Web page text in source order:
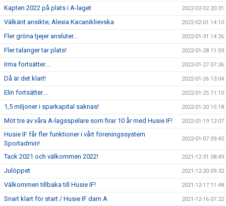
Kapten 2022 på plats i A-laget 2022-02-02 20:31
Välkänt ansikte; Alexia Kacaniklievska 2022-02-01 14:10
Fler gröna tjejer ansluter... 2022-01-31 14:26
Fler talanger tar plats! 2022-01-28 11:59
Irma fortsätter.... 2022-01-27 07:36
Då är det klart! 2022-01-26 13:04
Elin fortsätter.... 2022-01-25 11:10
1,5 miljoner i sparkapital saknas! 2022-01-20 15:18
Möt tre av våra A-lagsspelare som firar 10 år med Husie IF! 2022-01-19 12:07
Husie IF får fler funktioner i vårt föreningssystem
Sportadmin!
2022-01-07 09:45
Tack 2021 och välkommen 2022! 2021-12-31 08:49
Julöppet 2021-12-20 09:32
Välkommen tillbaka till Husie IF! 2021-12-17 11:48
Snart klart för start / Husie IF dam A 2021-12-16 07:22